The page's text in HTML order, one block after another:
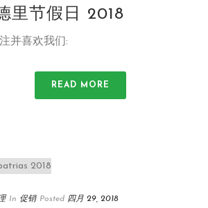
里节假日 2018
并喜欢我们:
READ MORE
In 促销 Posted 四月 29, 2018